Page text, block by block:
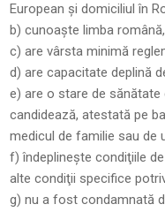
European şi domiciliul în
b) cunoaşte limba
c) are vârsta minimă
d) are capacitate deplină
e) are o stare de
candidează, atestată pe
medicul de familie sau de
f) îndeplineşte condiţiile
alte condiţii specifice
g) nu a fost condamnată